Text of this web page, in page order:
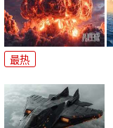
最热